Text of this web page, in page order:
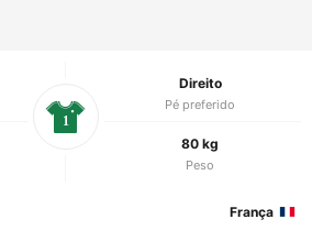
Direito
Pé preferido
80 kg
Peso
1
França